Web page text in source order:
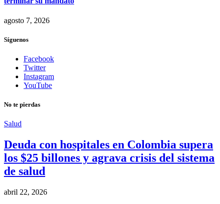
agosto 7, 2026
Síguenos
Facebook
Twitter
Instagram
YouTube
No te pierdas
Salud
Deuda con hospitales en Colombia supera
los $25 billones y agrava crisis del sistema
de salud
abril 22, 2026